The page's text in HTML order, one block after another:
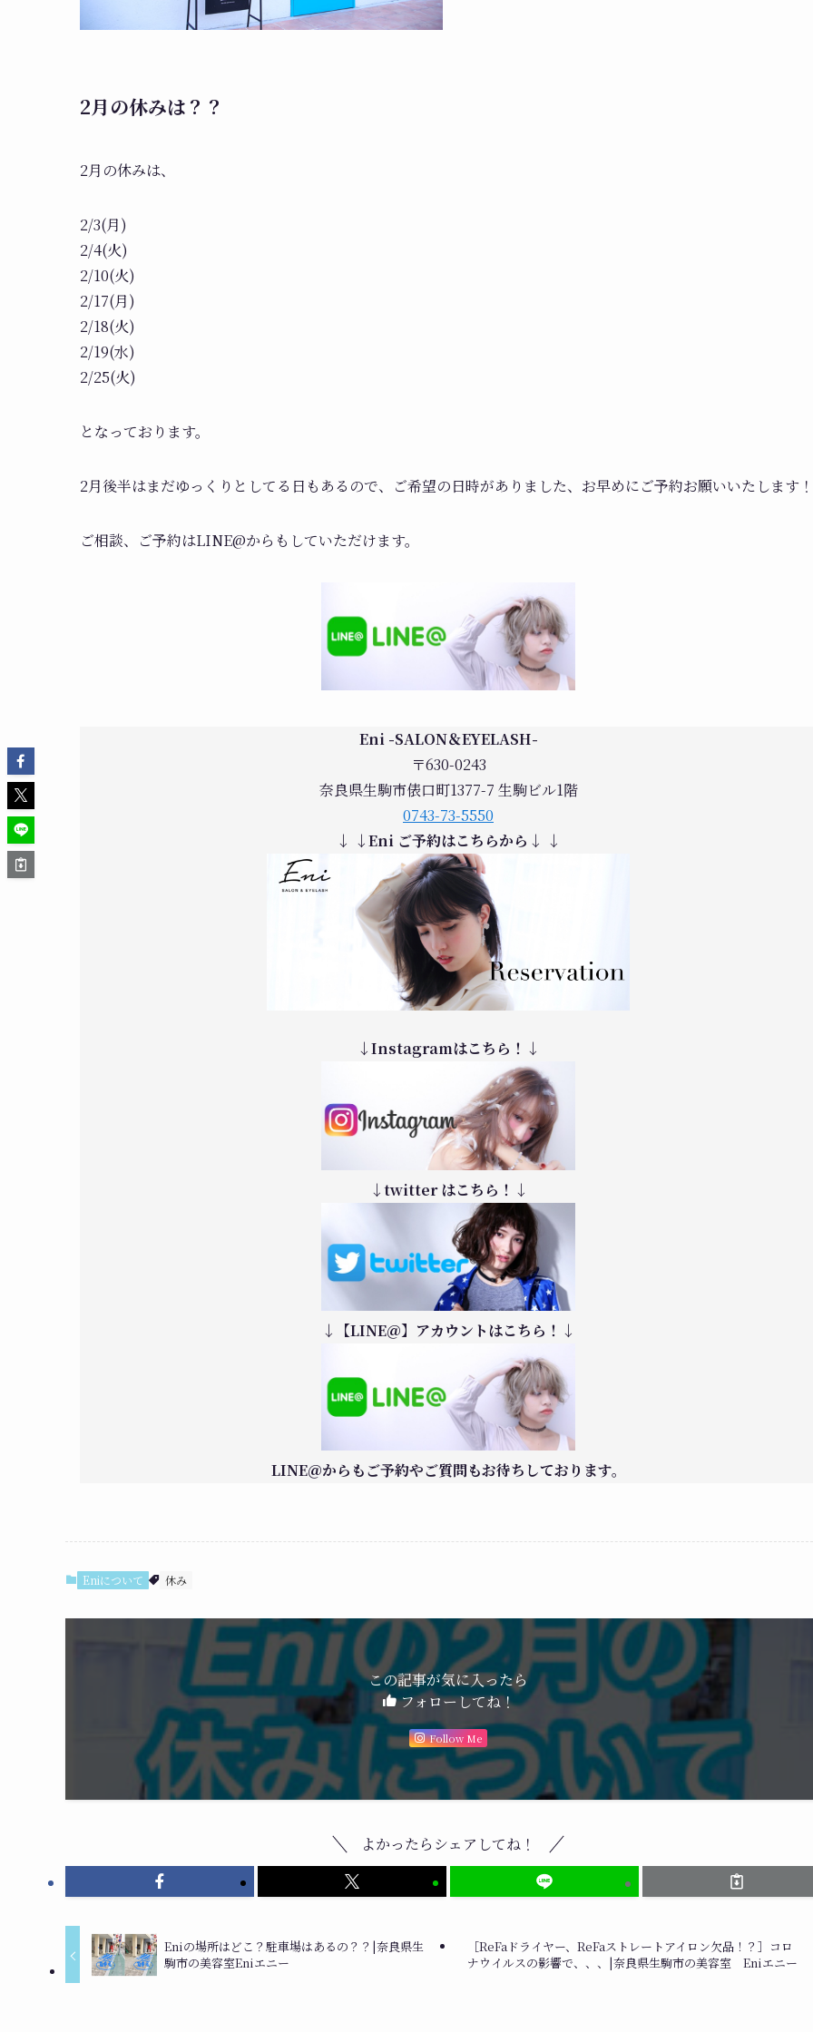
2月の休みは？？
2月の休みは、
2/3(月)
2/4(火)
2/10(火)
2/17(月)
2/18(火)
2/19(水)
2/25(火)
となっております。
2月後半はまだゆっくりとしてる日もあるので、ご希望の日時がありました、お早めにご予約お願いいたします！
ご相談、ご予約はLINE@からもしていただけます。
Eni -SALON＆EYELASH-
〒630-0243
奈良県生駒市俵口町1377-7 生駒ビル1階
0743-73-5550
↓ ↓Eni ご予約はこちらから↓ ↓
↓Instagramはこちら！↓
↓twitter はこちら！↓
↓【LINE＠】アカウントはこちら！↓
LINE＠からもご予約やご質問もお待ちしております。
Eniについて 休み
この記事が気に入ったら
フォローしてね！
Follow Me
よかったらシェアしてね！
Eniの場所はどこ？駐車場はあるの？？|奈良県生
駒市の美容室Eniエニー
［ReFaドライヤー、ReFaストレートアイロン欠品！？］コロ
ナウイルスの影響で、、、|奈良県生駒市の美容室 Eniエニー